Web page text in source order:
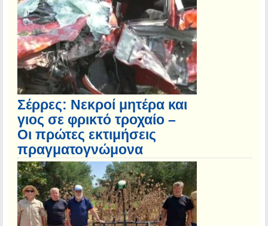
Σέρρες: Νεκροί μητέρα και
γιος σε φρικτό τροχαίο –
Οι πρώτες εκτιμήσεις
πραγματογνώμονα